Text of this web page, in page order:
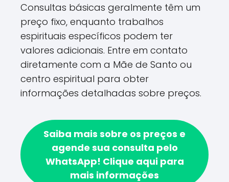
Consultas básicas geralmente têm um
preço fixo, enquanto trabalhos
espirituais específicos podem ter
valores adicionais. Entre em contato
diretamente com a Mãe de Santo ou
centro espiritual para obter
informações detalhadas sobre preços.
Saiba mais sobre os preços e
agende sua consulta pelo
WhatsApp! Clique aqui para
mais informações